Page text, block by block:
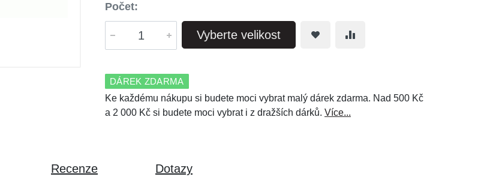
Počet:
Vyberte velikost
DÁREK ZDARMA
Ke každému nákupu si budete moci vybrat malý dárek zdarma. Nad 500 Kč
a 2 000 Kč si budete moci vybrat i z dražších dárků. Více...
Recenze Dotazy